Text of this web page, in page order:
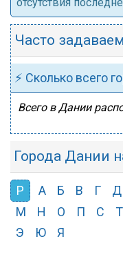
Часто
⚡ Сколько всего
Всего в Дании
Города Дании
Р А Б В Г Д
М
Н О П С Т
Э
Ю Я